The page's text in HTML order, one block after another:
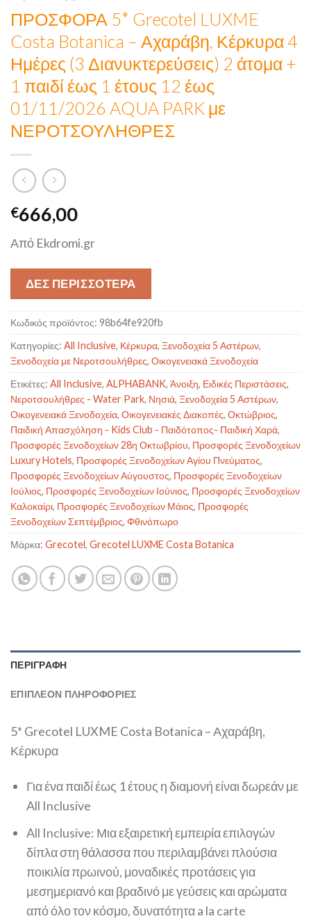
ΠΡΟΣΦΟΡΑ 5* Grecotel LUXME
Costa Botanica – Αχαράβη, Κέρκυρα 4
Ημέρες (3 Διανυκτερεύσεις) 2 άτομα +
1 παιδί έως 1 έτους 12 έως
01/11/2026 AQUA PARK με
ΝΕΡΟΤΣΟΥΛΗΘΡΕΣ
€666,00
Από Ekdromi.gr
ΔΕΣ ΠΕΡΙΣΣΟΤΕΡΑ
Κωδικός προϊόντος: 98b64fe920fb
Κατηγορίες: All Inclusive, Κέρκυρα, Ξενοδοχεία 5 Αστέρων,
Ξενοδοχεία με Νεροτσουλήθρες, Οικογενειακά Ξενοδοχεία
Ετικέτες: All Inclusive, ALPHABANK, Άνοιξη, Ειδικές Περιστάσεις,
Νεροτσουλήθρες - Water Park, Νησιά, Ξενοδοχεία 5 Αστέρων,
Οικογενειακά Ξενοδοχεία, Οικογενειακές Διακοπές, Οκτώβριος,
Παιδική Απασχόληση - Kids Club - Παιδότοπος- Παιδική Χαρά,
Προσφορές Ξενοδοχείων 28η Οκτωβρίου, Προσφορές Ξενοδοχείων
Luxury Hotels, Προσφορές Ξενοδοχείων Αγίου Πνεύματος,
Προσφορές Ξενοδοχείων Αύγουστος, Προσφορές Ξενοδοχείων
Ιούλιος, Προσφορές Ξενοδοχείων Ιούνιος, Προσφορές Ξενοδοχείων
Καλοκαίρι, Προσφορές Ξενοδοχείων Μάιος, Προσφορές
Ξενοδοχείων Σεπτέμβριος, Φθινόπωρο
Μάρκα: Grecotel, Grecotel LUXME Costa Botanica
ΠΕΡΙΓΡΑΦΉ
ΕΠΙΠΛΈΟΝ ΠΛΗΡΟΦΟΡΊΕΣ
5* Grecotel LUXME Costa Botanica – Αχαράβη,
Κέρκυρα
Για ένα παιδί έως 1 έτους η διαμονή είναι δωρεάν με
All Inclusive
All Inclusive: Μια εξαιρετική εμπειρία επιλογών
δίπλα στη θάλασσα που περιλαμβάνει πλούσια
ποικιλία πρωινού, μοναδικές προτάσεις για
μεσημεριανό και βραδινό με γεύσεις και αρώματα
από όλο τον κόσμο, δυνατότητα a la carte